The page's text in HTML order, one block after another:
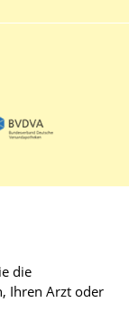
die
Ihren Arzt oder